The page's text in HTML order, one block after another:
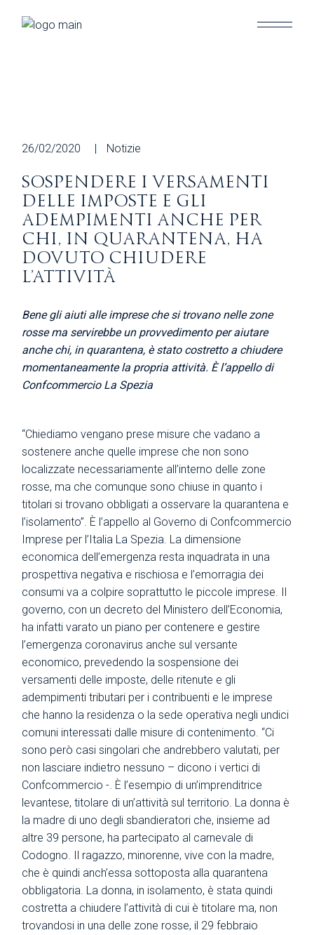
26/02/2020 Notizie
SOSPENDERE I VERSAMENTI
DELLE IMPOSTE E GLI
ADEMPIMENTI ANCHE PER
CHI, IN QUARANTENA, HA
DOVUTO CHIUDERE
L’ATTIVITÀ
Bene gli aiuti alle imprese che si trovano nelle zone
rosse ma servirebbe un provvedimento per aiutare
anche chi, in quarantena, è stato costretto a chiudere
momentaneamente la propria attività. È l’appello di
Confcommercio La Spezia
“Chiediamo vengano prese misure che vadano a
sostenere anche quelle imprese che non sono
localizzate necessariamente all’interno delle zone
rosse, ma che comunque sono chiuse in quanto i
titolari si trovano obbligati a osservare la quarantena e
l’isolamento”. È l’appello al Governo di Confcommercio
Imprese per l’Italia La Spezia. La dimensione
economica dell’emergenza resta inquadrata in una
prospettiva negativa e rischiosa e l’emorragia dei
consumi va a colpire soprattutto le piccole imprese. Il
governo, con un decreto del Ministero dell’Economia,
ha infatti varato un piano per contenere e gestire
l’emergenza coronavirus anche sul versante
economico, prevedendo la sospensione dei
versamenti delle imposte, delle ritenute e gli
adempimenti tributari per i contribuenti e le imprese
che hanno la residenza o la sede operativa negli undici
comuni interessati dalle misure di contenimento. “Ci
sono però casi singolari che andrebbero valutati, per
non lasciare indietro nessuno – dicono i vertici di
Confcommercio -. È l’esempio di un’imprenditrice
levantese, titolare di un’attività sul territorio. La donna è
la madre di uno degli sbandieratori che, insieme ad
altre 39 persone, ha partecipato al carnevale di
Codogno. Il ragazzo, minorenne, vive con la madre,
che è quindi anch’essa sottoposta alla quarantena
obbligatoria. La donna, in isolamento, è stata quindi
costretta a chiudere l’attività di cui è titolare ma, non
trovandosi in una delle zone rosse, il 29 febbraio